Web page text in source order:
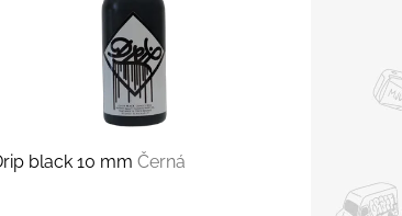
black 10 mm Černá